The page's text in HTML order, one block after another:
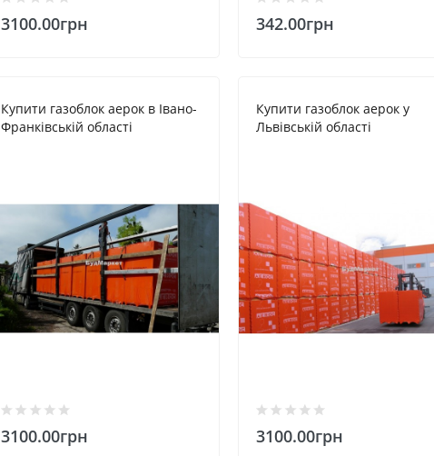
3100.00грн 342.00грн
Купити газоблок аерок в Івано-
Франківській області
3100.00грн
Купити газоблок аерок у
Львівській області
3100.00грн